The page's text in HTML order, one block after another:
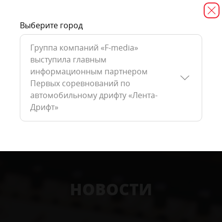
Выберите город
Группа компаний «F-media»
выступила главным
информационным партнером
Первых соревнований по
автомобильному дрифту «Лента-
Дрифт»